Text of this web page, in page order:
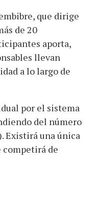
que dirige
de 20
aporta,
llevan
a lo largo de
por el sistema
del número
Existirá una única
competirá de